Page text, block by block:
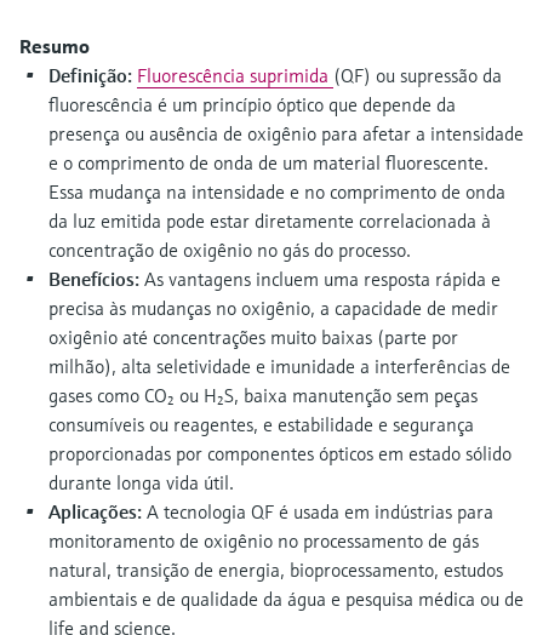
Device Viewer
Find product-specific information and
documentation
Spare parts finder
Find spare parts by product root, order code,
or serial number
Comprar tudo
Tecnologia Memosens
Comprar tudo
decisões
Resumo
Definição: Fluorescência suprimida (QF) ou supressão da
fluorescência é um princípio óptico que depende da
presença ou ausência de oxigênio para afetar a intensidade
e o comprimento de onda de um material fluorescente.
Essa mudança na intensidade e no comprimento de onda
da luz emitida pode estar diretamente correlacionada à
concentração de oxigênio no gás do processo.
Benefícios: As vantagens incluem uma resposta rápida e
precisa às mudanças no oxigênio, a capacidade de medir
oxigênio até concentrações muito baixas (parte por
milhão), alta seletividade e imunidade a interferências de
gases como CO₂ ou H₂S, baixa manutenção sem peças
consumíveis ou reagentes, e estabilidade e segurança
proporcionadas por componentes ópticos em estado sólido
durante longa vida útil.
Aplicações: A tecnologia QF é usada em indústrias para
monitoramento de oxigênio no processamento de gás
natural, transição de energia, bioprocessamento, estudos
ambientais e de qualidade da água e pesquisa médica ou de
life and science.